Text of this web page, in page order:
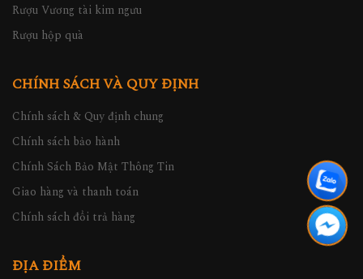
Rượu Vương tài kim ngưu
Rượu hộp quà
CHÍNH SÁCH VÀ QUY ĐỊNH
Chính sách & Quy định chung
Chính sách bảo hành
Chính Sách Bảo Mật Thông Tin
Giao hàng và thanh toán
Chính sách đổi trả hàng
ĐỊA ĐIỂM